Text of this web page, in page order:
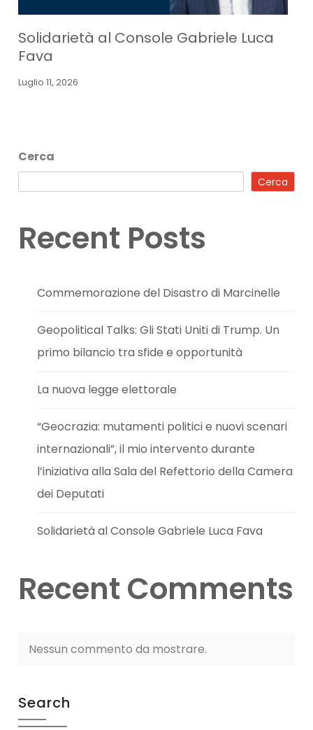
Solidarietà al Console Gabriele Luca
Fava
Luglio 11, 2026
Cerca
Cerca
Recent Posts
Commemorazione del Disastro di Marcinelle
Geopolitical Talks: Gli Stati Uniti di Trump. Un
primo bilancio tra sfide e opportunità
La nuova legge elettorale
“Geocrazia: mutamenti politici e nuovi scenari
internazionali”, il mio intervento durante
l’iniziativa alla Sala del Refettorio della Camera
dei Deputati
Solidarietà al Console Gabriele Luca Fava
Recent Comments
Nessun commento da mostrare.
Search